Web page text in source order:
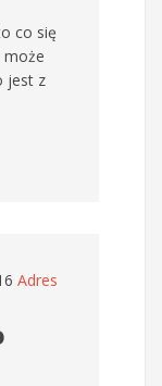
co się
może
jest z
Adres